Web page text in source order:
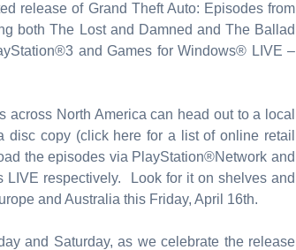
release of Grand Theft Auto: Episodes from
both The Lost and Damned and The Ballad
and Games for Windows® LIVE –
across North America can head out to a local
disc copy (click here for a list of online retail
the episodes via PlayStation®Network and
LIVE respectively. Look for it on shelves and
and Australia this Friday, April 16th.
and Saturday, as we celebrate the release